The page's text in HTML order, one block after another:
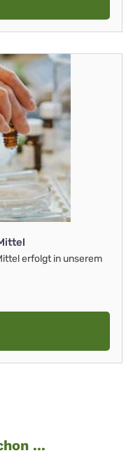
erfolgt in unserem
...